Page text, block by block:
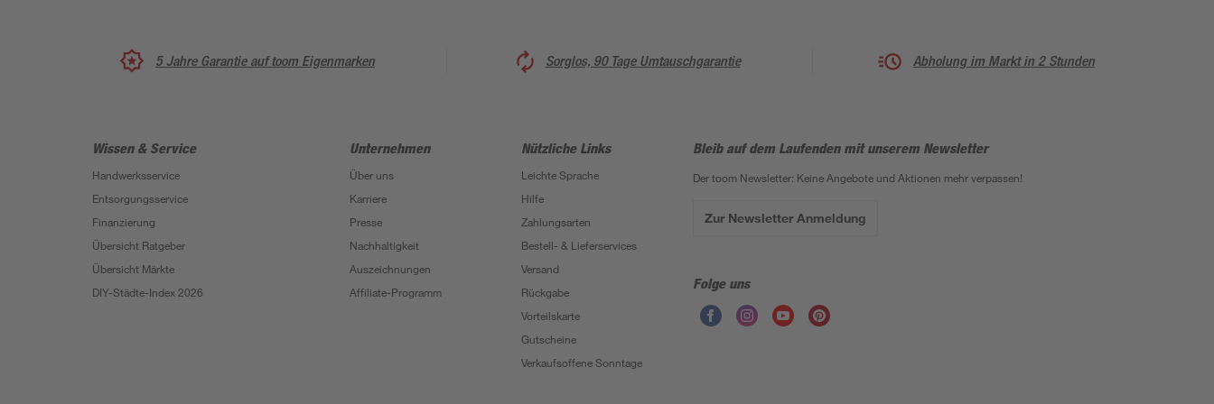
5 Jahre Garantie auf toom Eigenmarken Sorglos, 90 Tage Umtauschgarantie Abholung im Markt in 2 Stunden
Wissen & Service
Handwerksservice
Entsorgungsservice
Finanzierung
Übersicht Ratgeber
Übersicht Märkte
DIY-Städte-Index 2026
Unternehmen
Über uns
Karriere
Presse
Nachhaltigkeit
Auszeichnungen
Affiliate-Programm
Nützliche Links
Leichte Sprache
Hilfe
Zahlungsarten
Bestell- & Lieferservices
Versand
Rückgabe
Vorteilskarte
Gutscheine
Verkaufsoffene Sonntage
Bleib auf dem Laufenden mit unserem Newsletter
Der toom Newsletter: Keine Angebote und Aktionen mehr verpassen!
Zur Newsletter Anmeldung
Folge uns